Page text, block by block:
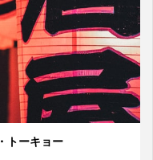
トーキョー